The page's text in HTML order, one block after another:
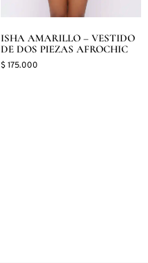
ISHA AMARILLO – VESTIDO
DE DOS PIEZAS AFROCHIC
$175.000